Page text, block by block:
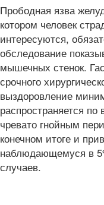
Прободная язва
котором человек
интересуются,
обследование
мышечных стенок.
срочного
выздоровление
распространяется
чревато гнойным
конечном итоге и
наблюдающемуся в
случаев.